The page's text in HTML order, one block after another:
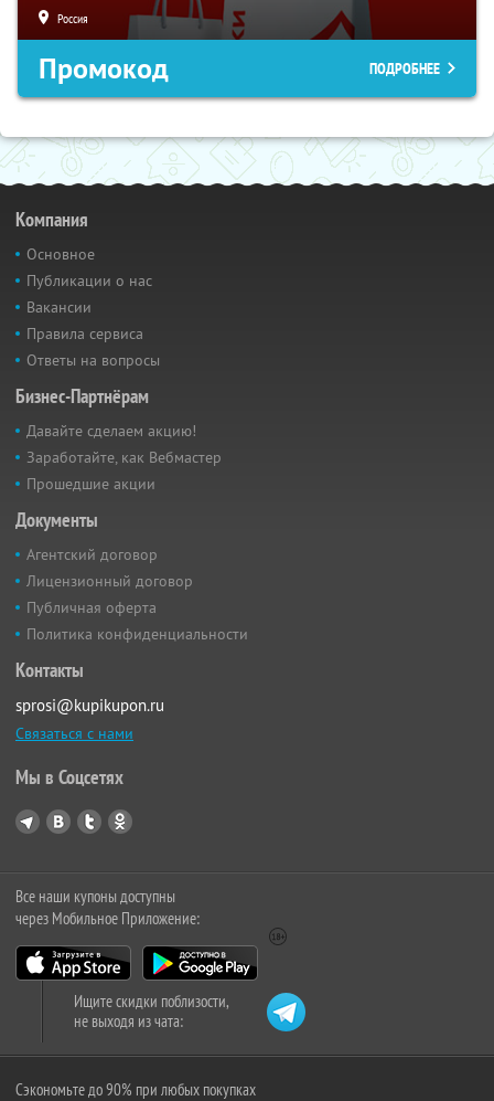
Россия
Промокод ПОДРОБНЕЕ
Компания
Основное
Публикации о нас
Вакансии
Правила сервиса
Ответы на вопросы
Бизнес-Партнёрам
Давайте сделаем акцию!
Заработайте, как Вебмастер
Прошедшие акции
Документы
Агентский договор
Лицензионный договор
Публичная оферта
Политика конфиденциальности
Контакты
sprosi@kupikupon.ru
Связаться с нами
Мы в Соцсетях
Все наши купоны доступны
через Мобильное Приложение:
Ищите скидки поблизости,
не выходя из чата:
Сэкономьте до 90% при любых покупках